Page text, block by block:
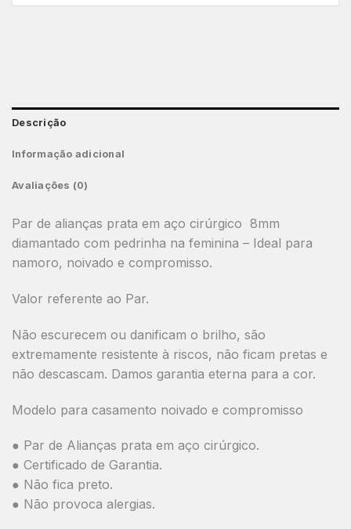
Descrição
Informação adicional
Avaliações (0)
Par de alianças prata em aço cirúrgico 8mm
diamantado com pedrinha na feminina – Ideal para
namoro, noivado e compromisso.
Valor referente ao Par.
Não escurecem ou danificam o brilho, são
extremamente resistente à riscos, não ficam pretas e
não descascam. Damos garantia eterna para a cor.
Modelo para casamento noivado e compromisso
● Par de Alianças prata em aço cirúrgico.
● Certificado de Garantia.
● Não fica preto.
● Não provoca alergias.